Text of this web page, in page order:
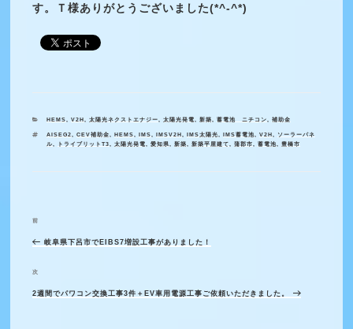
す。Ｔ様ありがとうございました(*^-^*)
カ
ゴ
リ
HEMS V2H 太陽光ネクストエナジー 太陽光発電 新築 蓄電池 ニチコン 補助金
タ
グ
AISEG2 CEV補助金 HEMS IMS IMSV2H IMS太陽光 IMS蓄電池 V2H
ソーラーパネ
ル
トライブリットT3 太陽光発電 愛知県 新築 新築平屋建て 蒲郡市 蓄電池 豊橋市
投
稿
ゲ
過
去
前
岐阜県下呂市でEIBS7増設工事がありました！
次
の
次
2週間でパワコン交換工事3件＋EV車用電源工事ご依頼いただきました。